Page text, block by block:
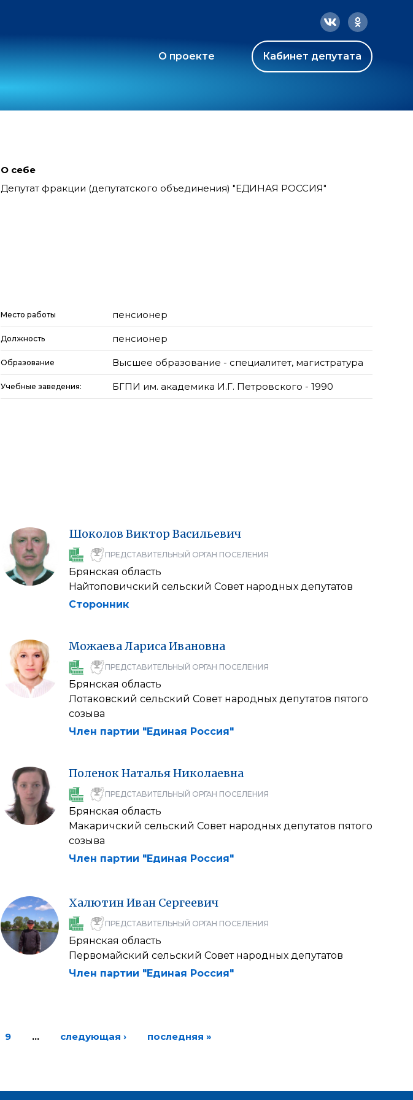
О проекте Кабинет депутата
О себе
Депутат фракции (депутатского объединения) "ЕДИНАЯ РОССИЯ"
Место работы пенсионер
Должность пенсионер
Образование Высшее образование - специалитет, магистратура
Учебные заведения: БГПИ им. академика И.Г. Петровского - 1990
Шоколов Виктор Васильевич
ПРЕДСТАВИТЕЛЬНЫЙ ОРГАН ПОСЕЛЕНИЯ
Брянская область
Найтоповичский сельский Совет народных депутатов
Сторонник
МожаеваЛарисаИвановна
ПРЕДСТАВИТЕЛЬНЫЙ ОРГАН ПОСЕЛЕНИЯ
Брянская область
Лотаковский сельский Совет народных депутатов пятого
созыва
Член партии "Единая Россия"
ПоленокНатальяНиколаевна
ПРЕДСТАВИТЕЛЬНЫЙ ОРГАН ПОСЕЛЕНИЯ
Брянская область
Макаричский сельский Совет народных депутатов пятого
созыва
Член партии "Единая Россия"
ХалютинИван Сергеевич
ПРЕДСТАВИТЕЛЬНЫЙ ОРГАН ПОСЕЛЕНИЯ
Брянская область
Первомайский сельский Совет народных депутатов
Член партии "Единая Россия"
9 … следующая › последняя »